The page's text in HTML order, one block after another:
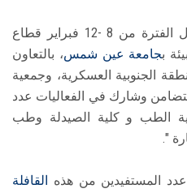
التي استمرت خلال الفترة من 8 -12 فبراير قطاع
بجامعة عين شمس، بالتعاون
الجنوبية العسكرية، وجمعية
وشارك في الفعاليات عدد
الطب و كلية الصيدلة وطب
".
المستفيدين من هذه
القافلة